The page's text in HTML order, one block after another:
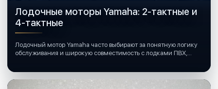
Лодочные моторы Yamaha: 2-тактные и
4-тактные
Лодочный мотор Yamaha часто выбирают за понятную логику
обслуживания и широкую совместимость с лодками ПВХ,